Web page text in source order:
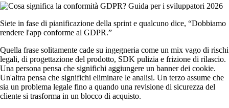
Siete in fase di pianificazione della sprint e qualcuno dice, “Dobbiamo
rendere l'app conforme al GDPR.”
Quella frase solitamente cade su ingegneria come un mix vago di rischi
legali, di progettazione del prodotto, SDK pulizia e frizione di rilascio.
Una persona pensa che significhi aggiungere un banner dei cookie.
Un'altra pensa che significhi eliminare le analisi. Un terzo assume che
sia un problema legale fino a quando una revisione di sicurezza del
cliente si trasforma in un blocco di acquisto.